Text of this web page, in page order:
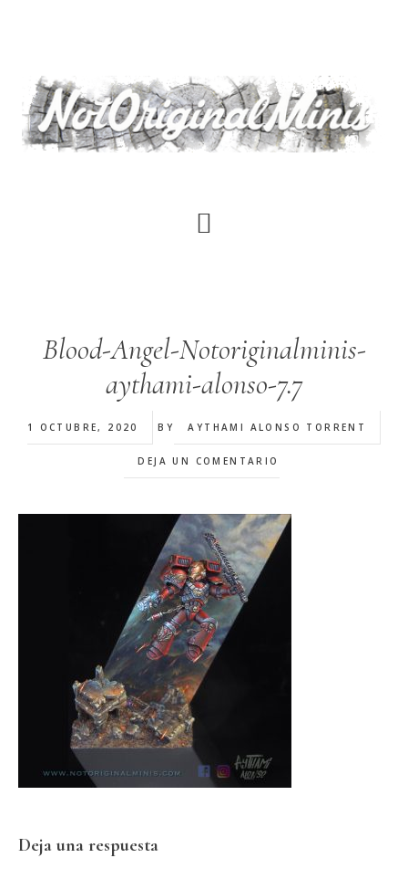
principal
Blood-Angel-Notoriginalminis-
aythami-alonso-7.7
1 OCTUBRE, 2020 BY AYTHAMI ALONSO TORRENT
DEJA UN COMENTARIO
Interacciones
Deja una respuesta